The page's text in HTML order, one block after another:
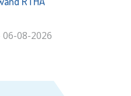
08-2026